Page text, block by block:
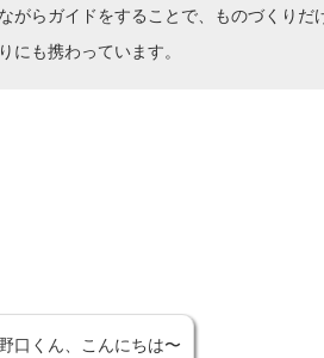
がらガイドをすることで、ものづくりだ
にも携わっています。
野口くん、こんにちは〜